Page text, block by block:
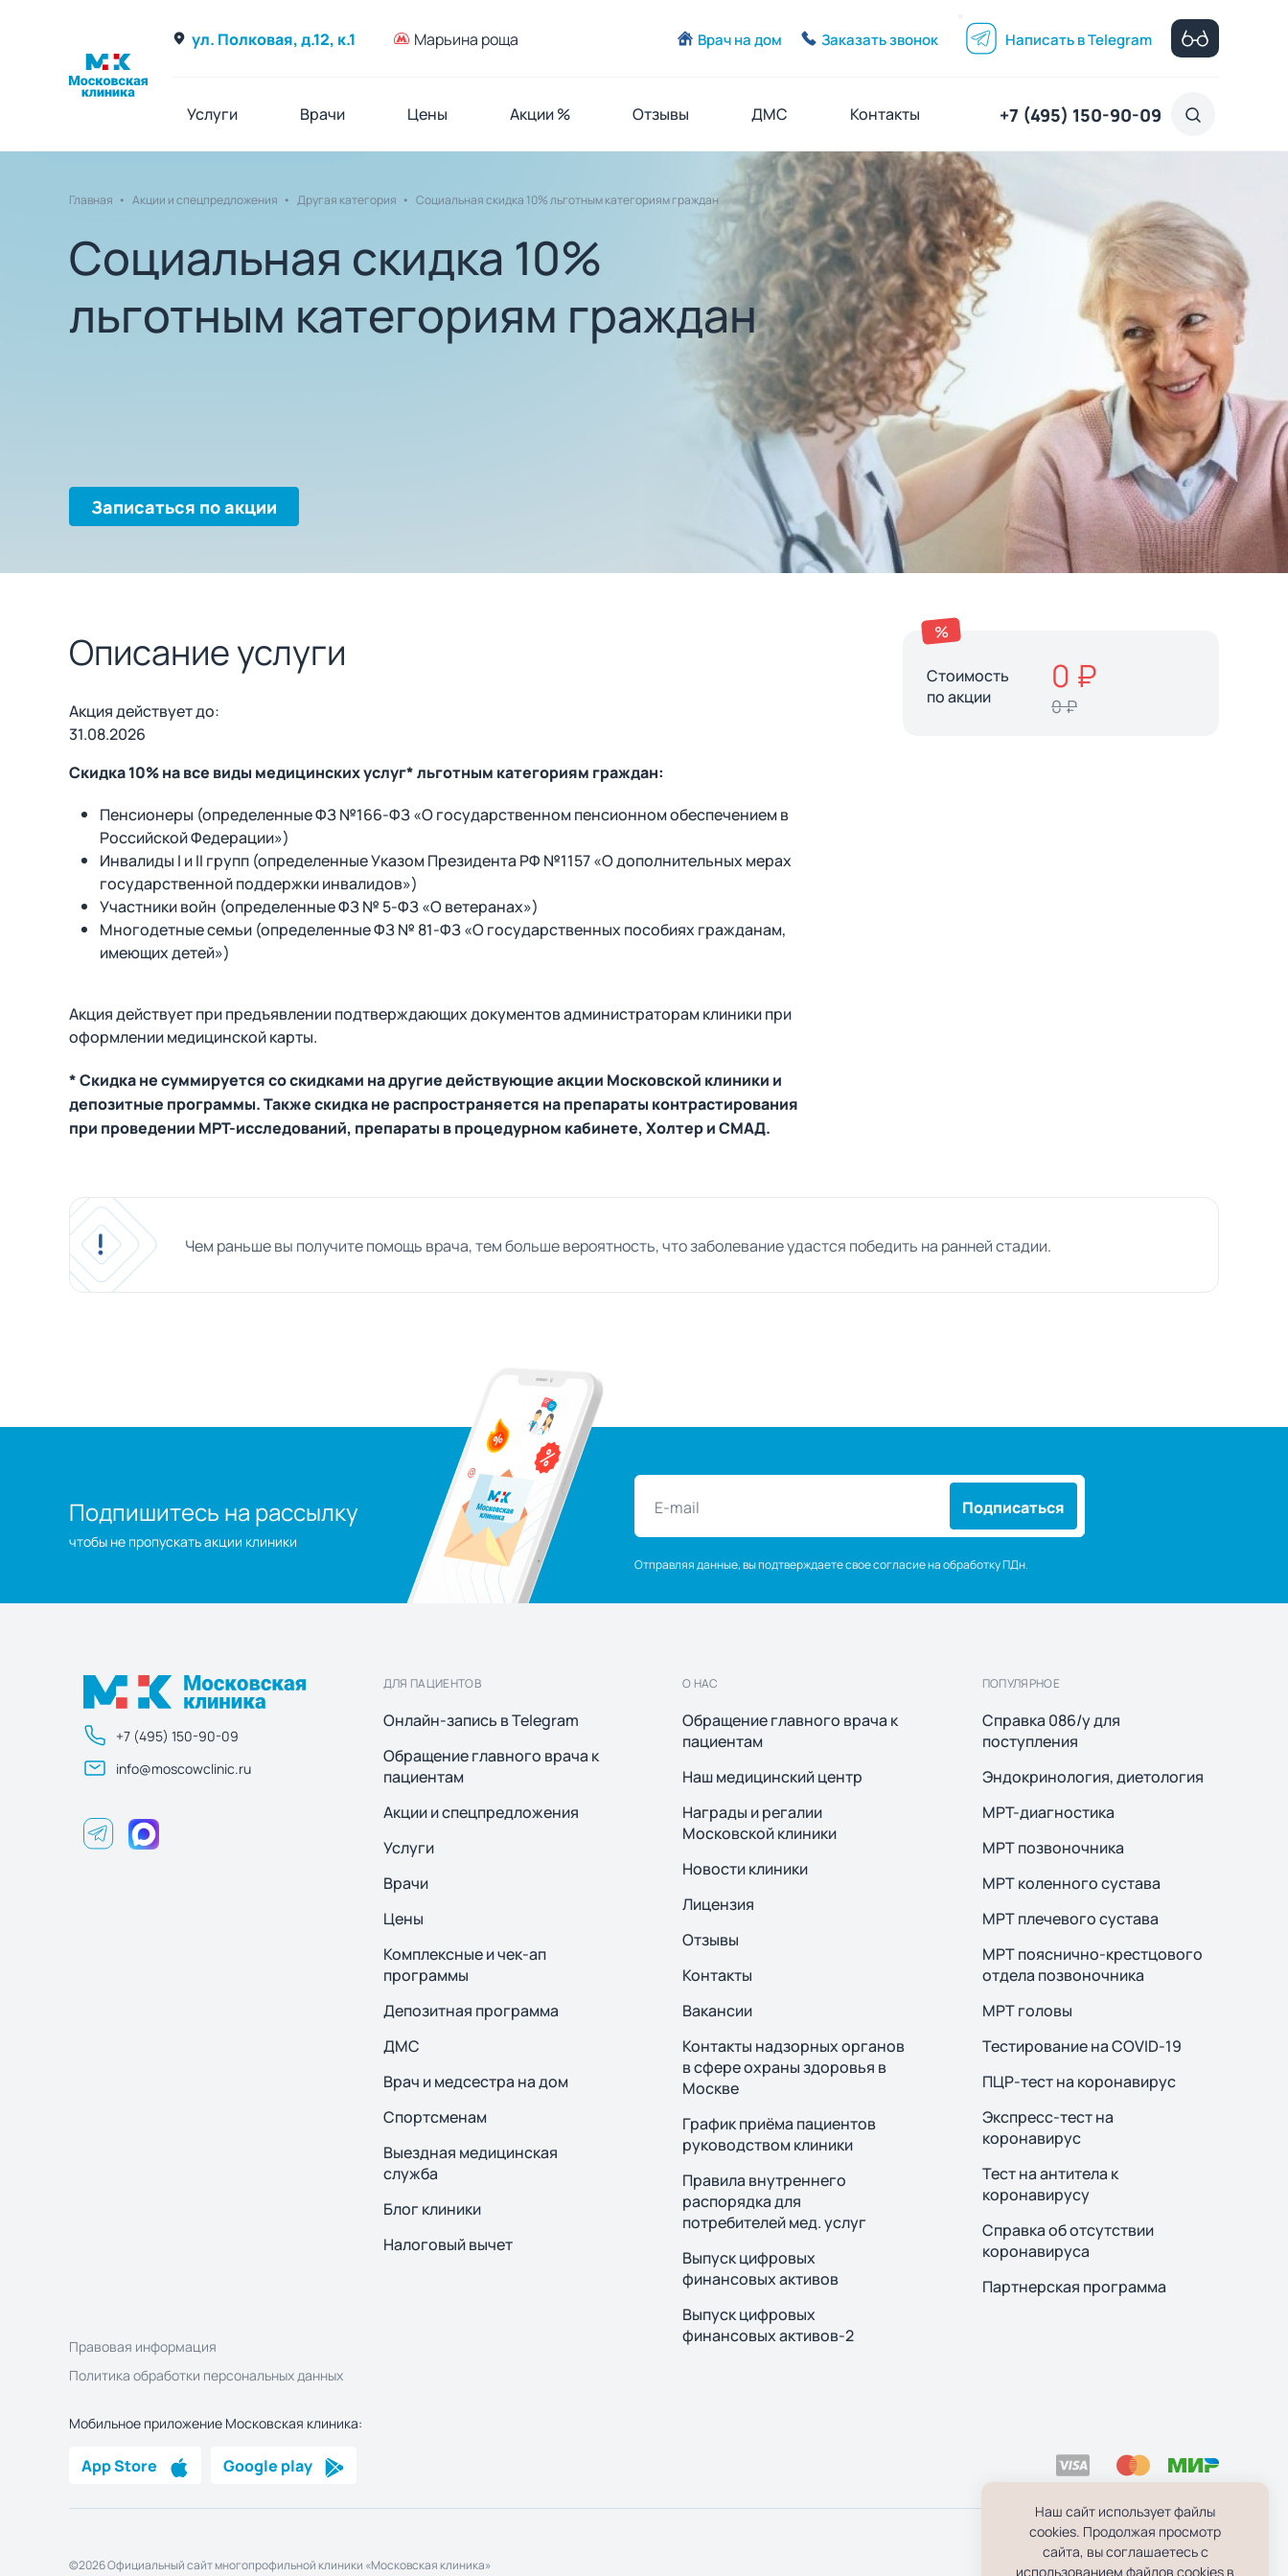
ул. Полковая, д.12, к.1 Марьина роща Врач на дом Заказать звонок Написать в Telegram
Услуги Врачи Цены Акции % Отзывы ДМС Контакты +7 (495) 150-90-09
Главная Акции и спецпредложения Другая категория Социальная скидка 10% льготным категориям граждан
Социальная скидка 10%
льготным категориям граждан
Записаться по акции
Описание услуги
Акция действует до:
31.08.2026
Скидка 10% на все виды медицинских услуг* льготным категориям граждан:
Пенсионеры (определенные ФЗ №166-ФЗ «О государственном пенсионном обеспечением в
Российской Федерации»)
Инвалиды I и II групп (определенные Указом Президента РФ №1157 «О дополнительных мерах
государственной поддержки инвалидов»)
Участники войн (определенные ФЗ № 5-ФЗ «О ветеранах»)
Многодетные семьи (определенные ФЗ № 81-ФЗ «О государственных пособиях гражданам,
имеющих детей»)
Акция действует при предъявлении подтверждающих документов администраторам клиники при
оформлении медицинской карты.
* Скидка не суммируется со скидками на другие действующие акции Московской клиники и
депозитные программы. Также скидка не распространяется на препараты контрастирования
при проведении МРТ-исследований, препараты в процедурном кабинете, Холтер и СМАД.
%
Стоимость
по акции
0 ₽
0 ₽
Чем раньше вы получите помощь врача, тем больше вероятность, что заболевание удастся победить на ранней стадии.
Подпишитесь на рассылку
чтобы не пропускать акции клиники
Подписаться
Отправляя данные, вы подтверждаете свое согласие на обработку ПДн.
+7 (495) 150-90-09
info@moscowclinic.ru
ДЛЯ ПАЦИЕНТОВ
Онлайн-запись в Telegram
Обращение главного врача к
пациентам
Акции и спецпредложения
Услуги
Врачи
Цены
Комплексные и чек-ап
программы
Депозитная программа
ДМС
Врач и медсестра на дом
Спортсменам
Выездная медицинская
служба
Блог клиники
Налоговый вычет
О НАС
Обращение главного врача к
пациентам
Наш медицинский центр
Награды и регалии
Московской клиники
Новости клиники
Лицензия
Отзывы
Контакты
Вакансии
Контакты надзорных органов
в сфере охраны здоровья в
Москве
График приёма пациентов
руководством клиники
Правила внутреннего
распорядка для
потребителей мед. услуг
Выпуск цифровых
финансовых активов
Выпуск цифровых
финансовых активов-2
ПОПУЛЯРНОЕ
Справка 086/у для
поступления
Эндокринология, диетология
МРТ-диагностика
МРТ позвоночника
МРТ коленного сустава
МРТ плечевого сустава
МРТ пояснично-крестцового
отдела позвоночника
МРТ головы
Тестирование на COVID-19
ПЦР-тест на коронавирус
Экспресс-тест на
коронавирус
Тест на антитела к
коронавирусу
Справка об отсутствии
коронавируса
Партнерская программа
Правовая информация
Политика обработки персональных данных
Мобильное приложение Московская клиника:
App Store Google play
©2026 Официальный сайт многопрофильной клиники «Московская клиника»
Наш сайт использует файлы
cookies. Продолжая просмотр
сайта, вы соглашаетесь с
использованием файлов cookies в